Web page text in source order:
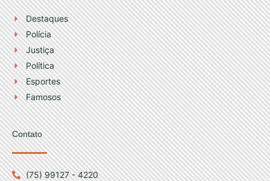
Destaques
Polícia
Justiça
Política
Esportes
Famosos
Contato
(75) 99127 - 4220